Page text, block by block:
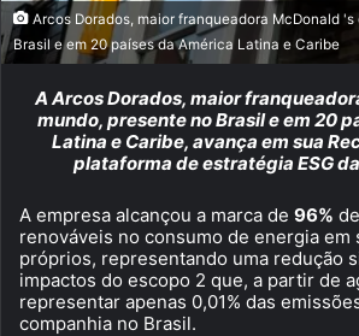
Arcos Dorados, maior franqueadora McDonald
Brasil e em 20 países da América Latina e Caribe
A Arcos Dorados, maior
mundo, presente no Brasil e em 20
Latina e Caribe, avança em sua
plataforma de estratégia ESG
A empresa alcançou a marca de 96%
renováveis no consumo de energia em
próprios, representando uma redução
impactos do escopo 2 que, a partir de
representar apenas 0,01% das
companhia no Brasil.